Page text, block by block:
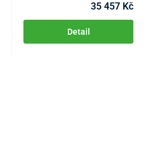
35 457 Kč
Detail